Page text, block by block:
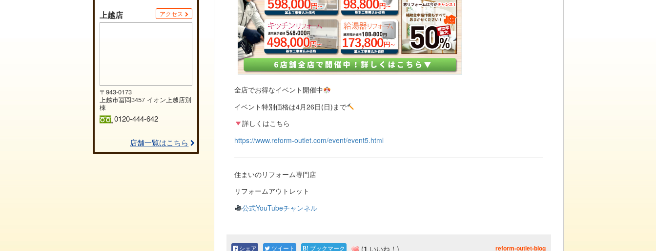
全店でお得なイベント開催中
イベント特別価格は4月26日(日)まで
詳しくはこちら
https://www.reform-outlet.com/event/event5.html
住まいのリフォーム専門店
リフォームアウトレット
公式YouTubeチャンネル
シェア ツイート ブックマーク (1 いいね！) reform-outlet-blog
上越店 アクセス
〒943-0173
上越市冨岡3457 イオン上越店別
棟
0120-444-642
店舗一覧はこちら